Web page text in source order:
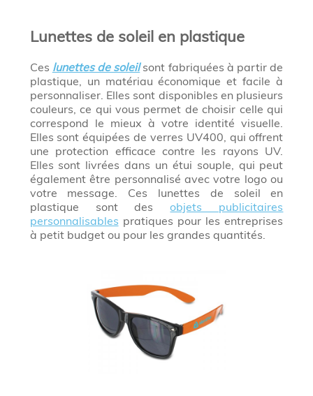
Lunettes de soleil en plastique
Ces lunettes de soleilsont fabriquées à partir de
plastique, un matériau économique et facile à
personnaliser. Elles sont disponibles en plusieurs
couleurs, ce qui vous permet de choisir celle qui
correspond le mieux à votre identité visuelle.
Elles sont équipées de verres UV400, qui offrent
une protection efficace contre les rayons UV.
Elles sont livrées dans un étui souple, qui peut
également être personnalisé avec votre logo ou
votre message. Ces lunettes de soleil en
plastique sont desobjets publicitaires
personnalisables pratiques pour les entreprises
à petit budget ou pour les grandes quantités.